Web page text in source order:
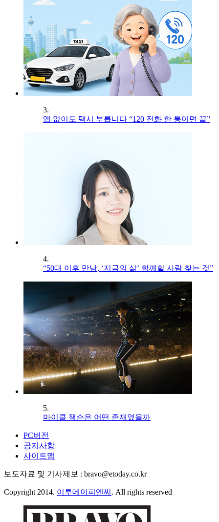
3.
앱 없이도 택시 부릅니다 “120 전화 한 통이면 끝”
4.
“50대 이후 만남, ‘지금의 삶’ 함께할 사람 찾는 것”
5.
마이클 잭슨은 어떤 존재였을까
PC버전
공지사항
사이트맵
보도자료 및 기사제보 : bravo@etoday.co.kr
Copyright 2014. 이투데이피엔씨 . All rights reserved